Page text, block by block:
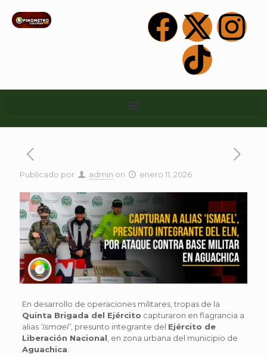
Publicado por admin on enero 11, 2026
En desarrollo de operaciones militares, tropas de la
Quinta Brigada del Ejército capturaron en flagrancia a
alias ‘Ismael’, presunto integrante del Ejército de
Liberación Nacional , en zona urbana del municipio de
Aguachica